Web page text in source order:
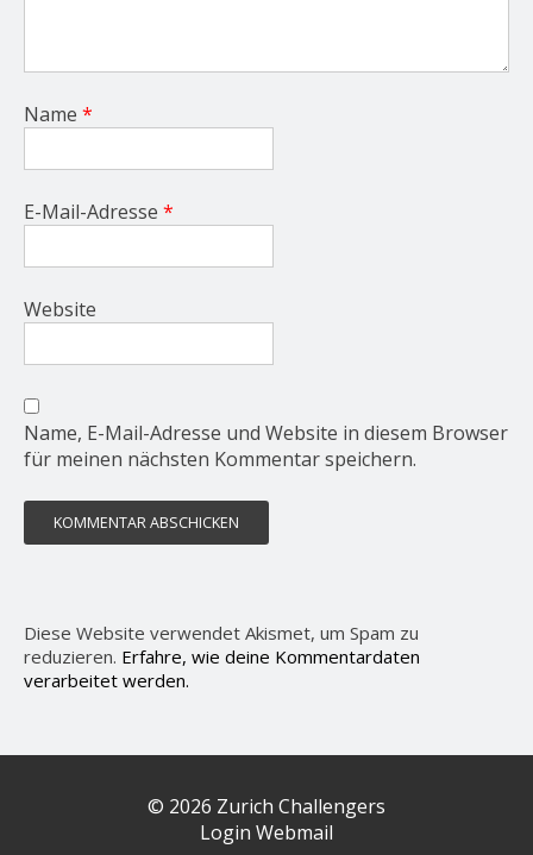
Name *
E-Mail-Adresse *
Website
Name, E-Mail-Adresse und Website in diesem Browser
für meinen nächsten Kommentar speichern.
Diese Website verwendet Akismet, um Spam zu
reduzieren. Erfahre, wie deine Kommentardaten
verarbeitet werden.
© 2026 Zurich Challengers
Login Webmail